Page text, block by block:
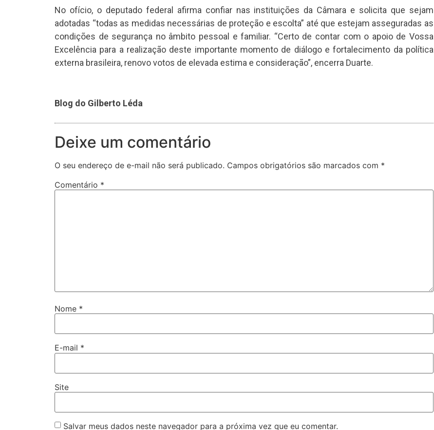
No ofício, o deputado federal afirma confiar nas instituições da Câmara e solicita que sejam
adotadas “todas as medidas necessárias de proteção e escolta” até que estejam asseguradas as
condições de segurança no âmbito pessoal e familiar. “Certo de contar com o apoio de Vossa
Excelência para a realização deste importante momento de diálogo e fortalecimento da política
externa brasileira, renovo votos de elevada estima e consideração”, encerra Duarte.
Blog do Gilberto Léda
Deixe um comentário
O seu endereço de e-mail não será publicado. Campos obrigatórios são marcados com *
Comentário *
Nome *
E-mail *
Site
Salvar meus dados neste navegador para a próxima vez que eu comentar.